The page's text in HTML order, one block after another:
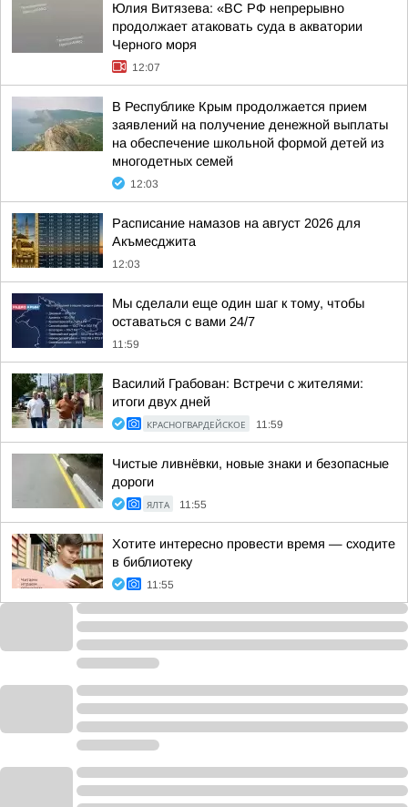
Юлия Витязева: «ВС РФ непрерывно
продолжает атаковать суда в акватории
Черного моря
12:07
В Республике Крым продолжается прием
заявлений на получение денежной выплаты
на обеспечение школьной формой детей из
многодетных семей
12:03
Расписание намазов на август 2026 для
Акъмесджита
12:03
Мы сделали еще один шаг к тому, чтобы
оставаться с вами 24/7
11:59
Василий Грабован: Встречи с жителями:
итоги двух дней
КРАСНОГВАРДЕЙСКОЕ 11:59
Чистые ливнёвки, новые знаки и безопасные
дороги
ЯЛТА 11:55
Хотите интересно провести время — сходите
в библиотеку
11:55